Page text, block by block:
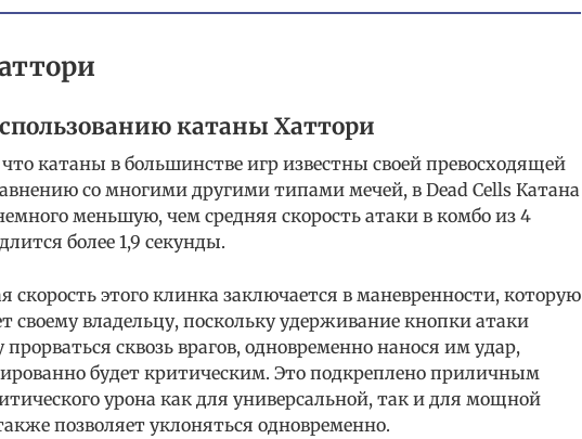
катаны Хаттори
катаны в большинстве игр известны своей превосходящей
со многими другими типами мечей, в Dead Cells Катана
меньшую, чем средняя скорость атаки в комбо из 4
более 1,9 секунды.
скорость этого клинка заключается в маневренности, которую
своему владельцу, поскольку удерживание кнопки атаки
прорваться сквозь врагов, одновременно нанося им удар,
будет критическим. Это подкреплено приличным
урона как для универсальной, так и для мощной
позволяет уклоняться одновременно.